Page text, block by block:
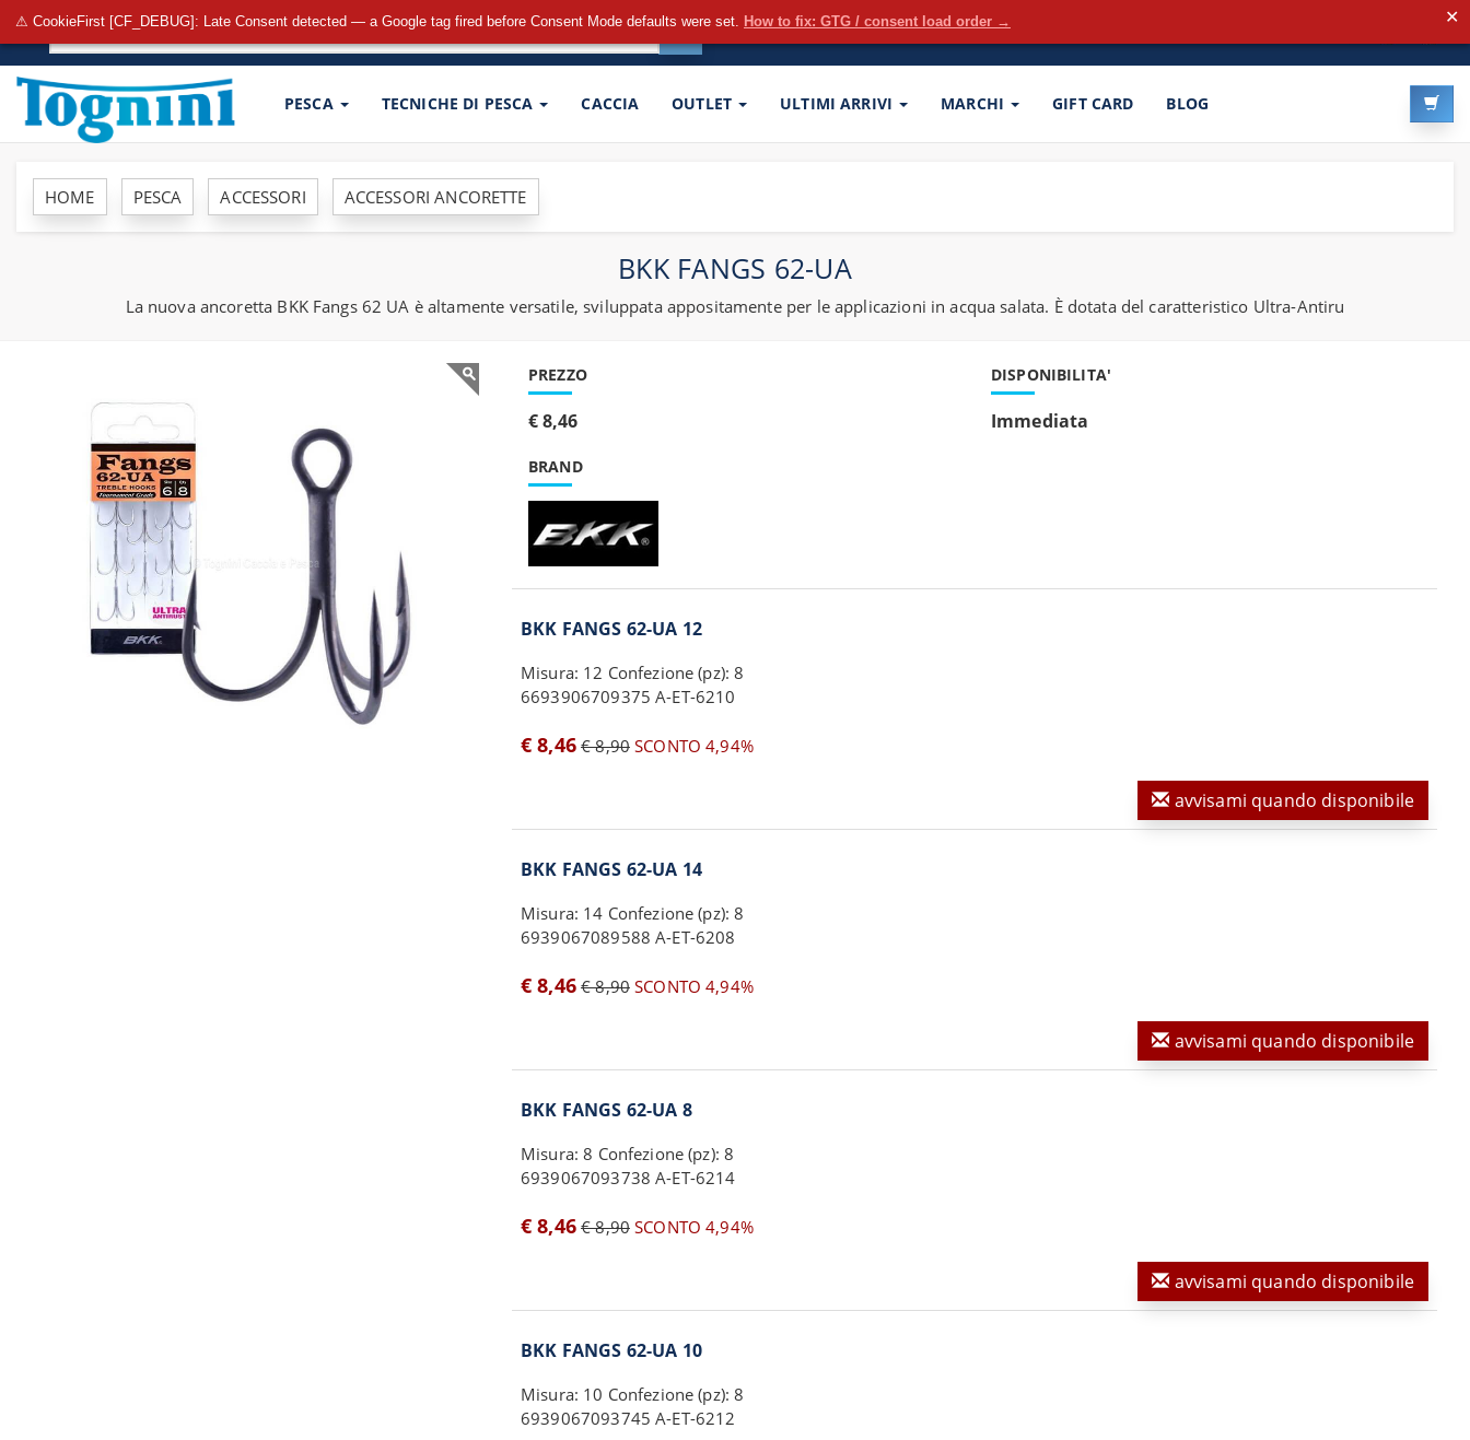
⚠ CookieFirst [CF_DEBUG]: Late Consent detected — a Google tag fired before Consent Mode defaults were set. How to fix: GTG / consent load order →
✕
PESCA TECNICHE DI PESCA CACCIA OUTLET ULTIMI ARRIVI MARCHI GIFT CARD BLOG
HOME PESCA ACCESSORI ACCESSORI ANCORETTE
BKK FANGS 62-UA
La nuova ancoretta BKK Fangs 62 UA è altamente versatile, sviluppata appositamente per le applicazioni in acqua salata. È dotata del caratteristico Ultra-Antiru
PREZZO
€ 8,46
BRAND
DISPONIBILITA'
Immediata
BKK FANGS 62-UA 12
Misura: 12 Confezione (pz): 8
6693906709375 A-ET-6210
€ 8,46 € 8,90SCONTO 4,94%
avvisami quando disponibile
BKK FANGS 62-UA 14
Misura: 14 Confezione (pz): 8
6939067089588 A-ET-6208
€ 8,46 € 8,90SCONTO 4,94%
avvisami quando disponibile
BKK FANGS 62-UA 8
Misura: 8 Confezione (pz): 8
6939067093738 A-ET-6214
€ 8,46 € 8,90SCONTO 4,94%
avvisami quando disponibile
BKK FANGS 62-UA 10
Misura: 10 Confezione (pz): 8
6939067093745 A-ET-6212